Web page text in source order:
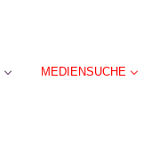
MEDIENSUCHE